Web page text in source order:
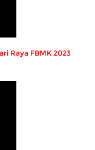
Raya FBMK 2023